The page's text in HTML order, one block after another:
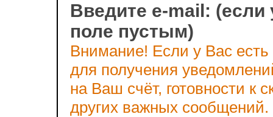
Введите e-mail: (если
поле пустым)
Внимание! Если у Вас
для получения
на Ваш счёт, готовности к
других важных сообщений.